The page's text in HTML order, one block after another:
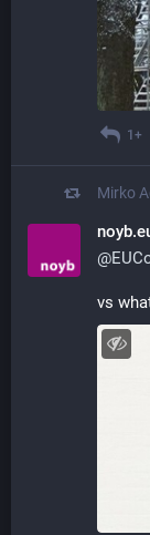
1+
Mirko
@
vs